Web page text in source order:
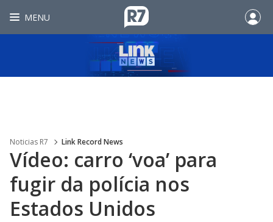
MENU
Noticias R7 Link Record News
Vídeo: carro ‘voa’ para
fugir da polícia nos
Estados Unidos